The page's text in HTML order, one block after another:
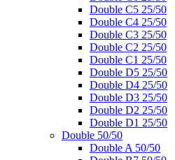
Double C5 25/50
Double C4 25/50
Double C3 25/50
Double C2 25/50
Double C1 25/50
Double D5 25/50
Double D4 25/50
Double D3 25/50
Double D2 25/50
Double D1 25/50
Double 50/50
Double A 50/50